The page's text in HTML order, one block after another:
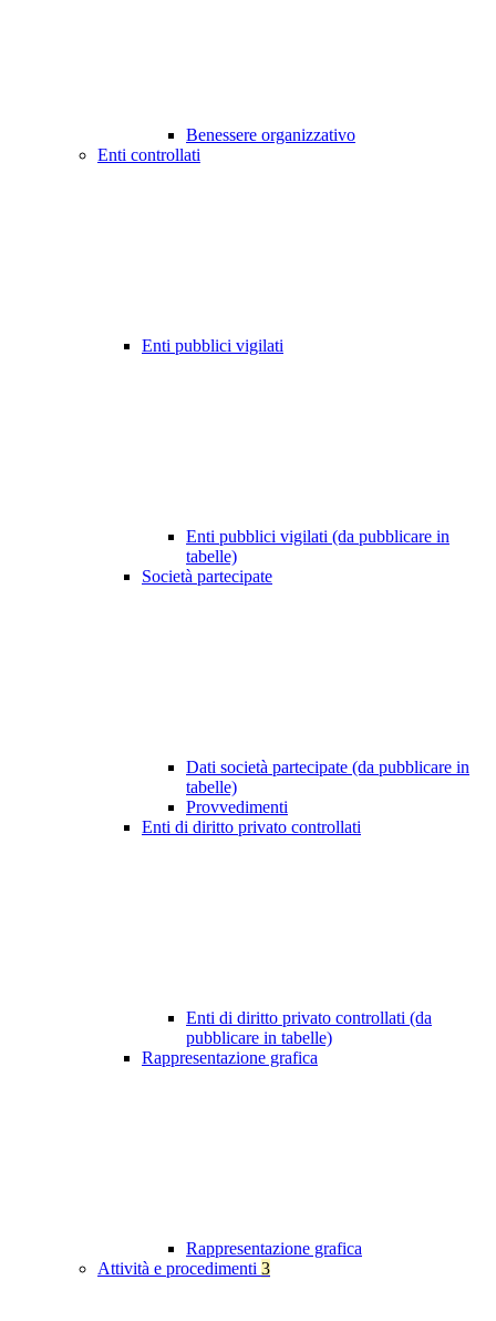
Benessere organizzativo
Enti controllati
Enti pubblici vigilati
Enti pubblici vigilati (da pubblicare in
tabelle)
Società partecipate
Dati società partecipate (da pubblicare in
tabelle)
Provvedimenti
Enti di diritto privato controllati
Enti di diritto privato controllati (da
pubblicare in tabelle)
Rappresentazione grafica
Rappresentazione grafica
Attività e procedimenti 3